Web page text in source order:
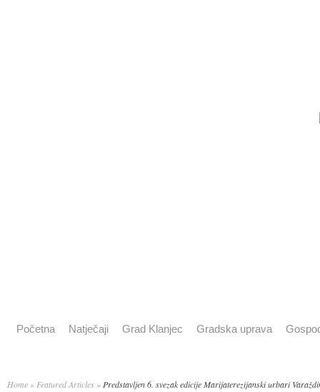
Početna Natječaji Grad Klanjec Gradska uprava
Home » Featured Articles » Predstavljen 6. svezak edicije Marijaterezijanski urbari